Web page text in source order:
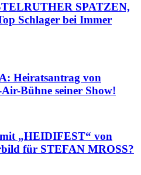
SPATZEN,
Schlager bei Immer
Heiratsantrag von
Bühne seiner Show!
„HEIDIFEST“ von
für STEFAN MROSS?